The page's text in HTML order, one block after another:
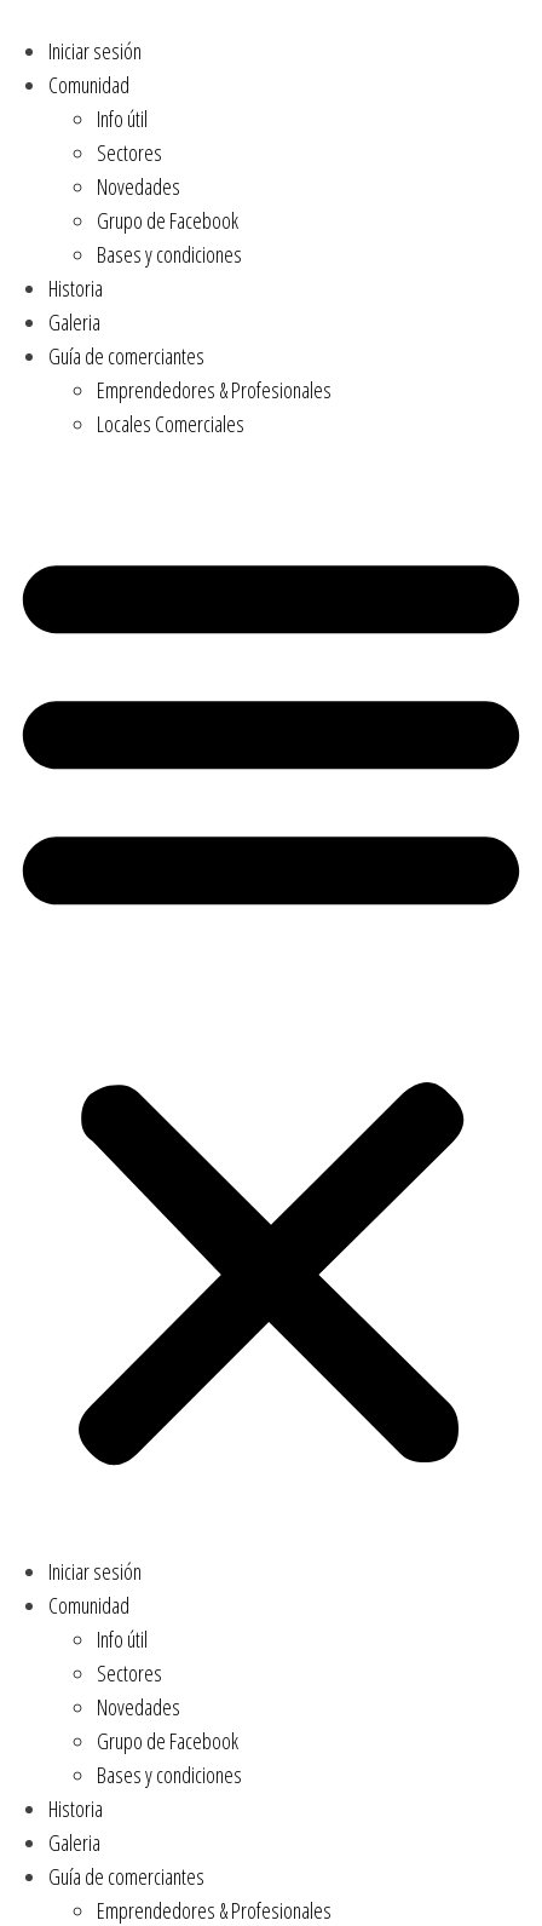
Iniciar sesión
Comunidad
Info útil
Sectores
Novedades
Grupo de Facebook
Bases y condiciones
Historia
Galeria
Guía de comerciantes
Emprendedores & Profesionales
Locales Comerciales
Iniciar sesión
Comunidad
Info útil
Sectores
Novedades
Grupo de Facebook
Bases y condiciones
Historia
Galeria
Guía de comerciantes
Emprendedores & Profesionales